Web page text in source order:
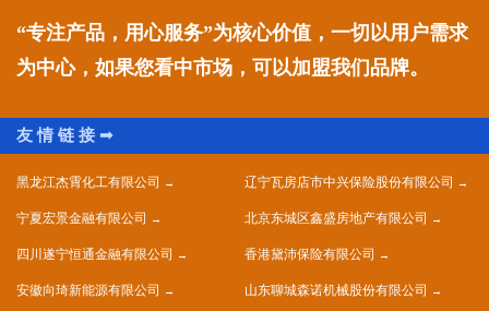
“专注产品，用心服务”为核心价值，一切以用户需求
为中心，如果您看中市场，可以加盟我们品牌。
黑龙江杰霄化工有限公司 辽宁瓦房店市中兴保险股份有限公司
宁夏宏景金融有限公司 北京东城区鑫盛房地产有限公司
四川遂宁恒通金融有限公司 香港黛沛保险有限公司
安徽向琦新能源有限公司 山东聊城森诺机械股份有限公司